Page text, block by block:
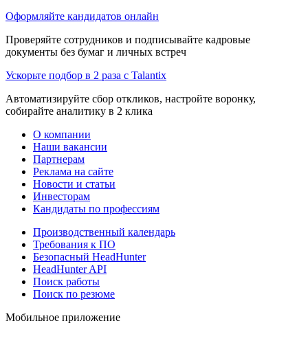
Оформляйте кандидатов онлайн
Проверяйте сотрудников и подписывайте кадровые
документы без бумаг и личных встреч
Ускорьте подбор в 2 раза с Talantix
Автоматизируйте сбор откликов, настройте воронку,
собирайте аналитику в 2 клика
О компании
Наши вакансии
Партнерам
Реклама на сайте
Новости и статьи
Инвесторам
Кандидаты по профессиям
Производственный календарь
Требования к ПО
Безопасный HeadHunter
HeadHunter API
Поиск работы
Поиск по резюме
Мобильное приложение